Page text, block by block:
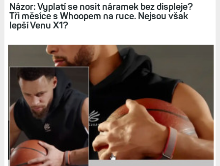
Názor: Vyplatí se nosit náramek bez displeje?
Tři měsíce s Whoopem na ruce. Nejsou však
lepší Venu X1?